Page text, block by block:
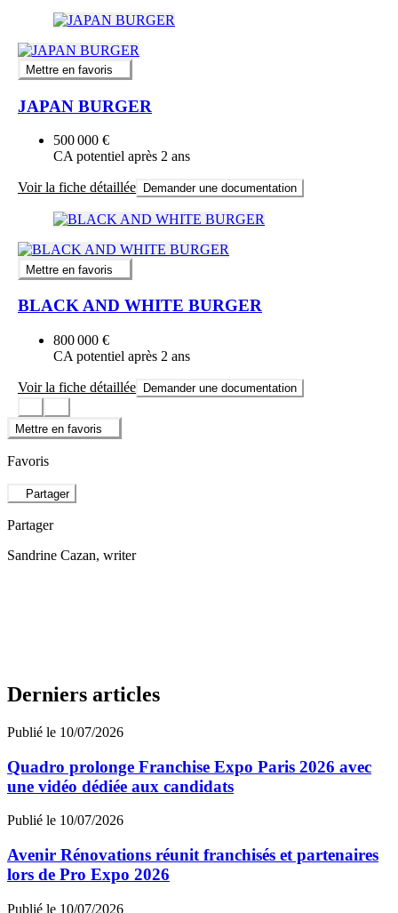
Mettre en favoris
JAPAN BURGER
500 000 €
CA potentiel après 2 ans
Voir la fiche détaillée Demander une documentation
Mettre en favoris
BLACK AND WHITE BURGER
800 000 €
CA potentiel après 2 ans
Voir la fiche détaillée Demander une documentation
Mettre en favoris
Favoris
Partager
Partager
Sandrine Cazan, writer
Derniers articles
Publié le 10/07/2026
Quadro prolonge Franchise Expo Paris 2026 avec
une vidéo dédiée aux candidats
Publié le 10/07/2026
Avenir Rénovations réunit franchisés et partenaires
lors de Pro Expo 2026
Publié le 10/07/2026